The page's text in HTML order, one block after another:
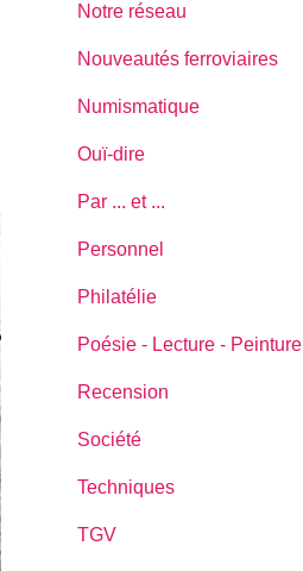
Notre réseau
Nouveautés ferroviaires
Numismatique
Ouï-dire
Par ... et ...
Personnel
Philatélie
Poésie - Lecture - Peinture
Recension
Société
Techniques
TGV